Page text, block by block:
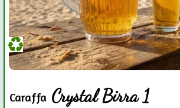
Caraffa Crystal Birra 1